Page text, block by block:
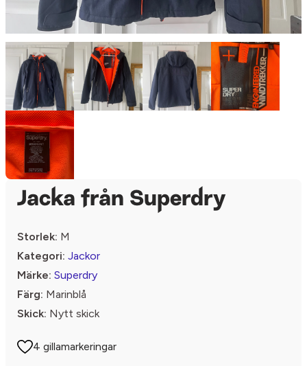
Jacka från Superdry
Storlek: M
Kategori: Jackor
Märke: Superdry
Färg: Marinblå
Skick: Nytt skick
4 gillamarkeringar